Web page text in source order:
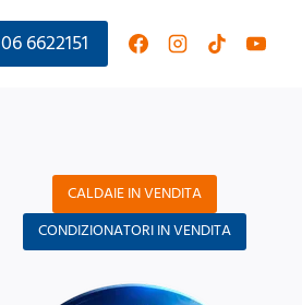
06 6622151
CALDAIE IN VENDITA
CONDIZIONATORI IN VENDITA